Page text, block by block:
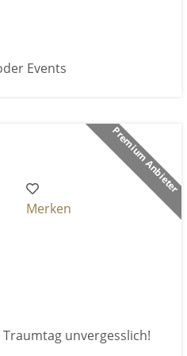
Events
Premium Anbieter
Merken
unvergesslich!